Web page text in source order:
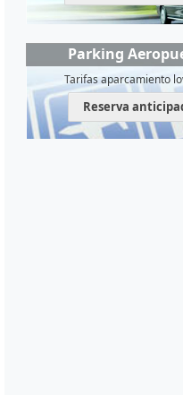
Parking
Tarifas aparcamiento
Reserva